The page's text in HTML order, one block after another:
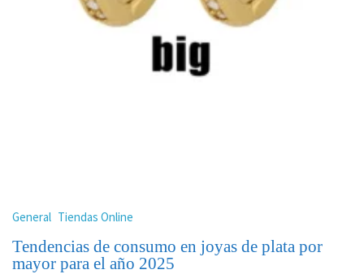
General Tiendas Online
Tendencias de consumo en joyas de plata por
mayor para el año 2025